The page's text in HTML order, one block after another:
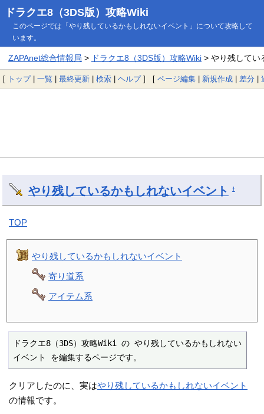
ドラクエ8（3DS版）攻略Wiki
このページでは「やり残しているかもしれないイベント」について攻略して
います。
ZAPAnet総合情報局 > ドラクエ8（3DS版）攻略Wiki> やり残してい
[ トップ| 一覧 | 最終更新 | 検索 | ヘルプ] [ ページ編集 | 新規作成 | 差分 |
やり残しているかもしれないイベント †
TOP
やり残しているかもしれないイベント
寄り道系
アイテム系
ドラクエ8（3DS）攻略Wiki の やり残しているかもしれない
イベント を編集するページです。
クリアしたのに、実はやり残しているかもしれないイベント
の情報です。